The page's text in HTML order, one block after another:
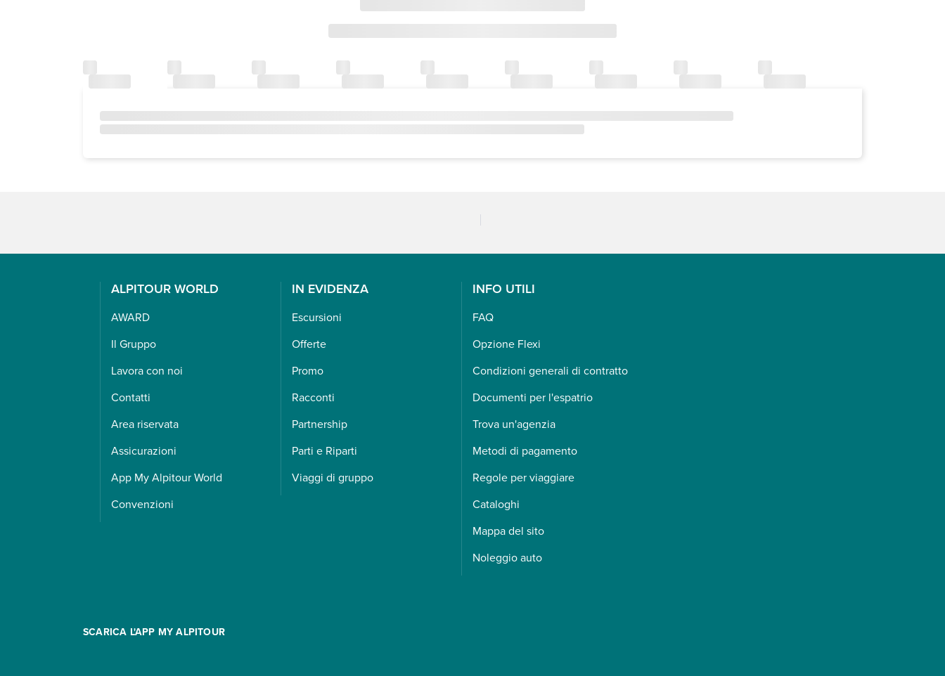
ALPITOUR WORLD
AWARD
Il Gruppo
Lavora con noi
Contatti
Area riservata
Assicurazioni
App My Alpitour World
Convenzioni
IN EVIDENZA
Escursioni
Offerte
Promo
Racconti
Partnership
Parti e Riparti
Viaggi di gruppo
INFO UTILI
FAQ
Opzione Flexi
Condizioni generali di contratto
Documenti per l'espatrio
Trova un'agenzia
Metodi di pagamento
Regole per viaggiare
Cataloghi
Mappa del sito
Noleggio auto
SCARICA L'APP MY ALPITOUR